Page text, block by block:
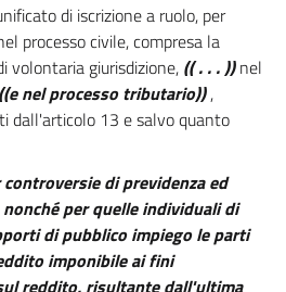
Titolo II
diritti e indennità di trasferta degli
ufficiali giudiziari
di iscrizione a ruolo, per
processo civile, compresa la
volontaria giurisdizione, (( . . . ))nel
((e nel processo tributario)),
dall'articolo 13 e salvo quanto
di previdenza ed
per quelle individuali di
di pubblico impiego le parti
imponibile ai fini
reddito, risultante dall'ultima